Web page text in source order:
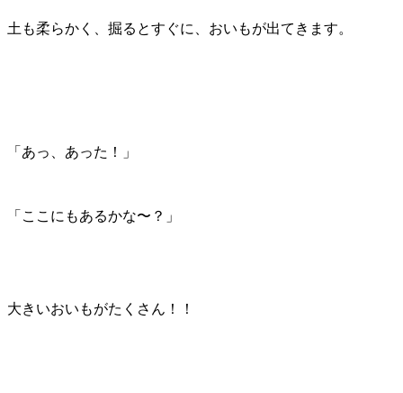
土も柔らかく、掘るとすぐに、おいもが出てきます。
「あっ、あった！」
「ここにもあるかな〜？」
大きいおいもがたくさん！！